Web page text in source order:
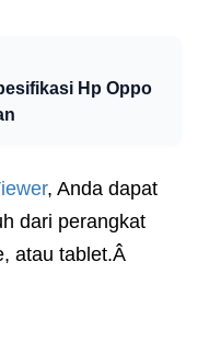
Hp Oppo
, Anda dapat
dari perangkat
atau tablet.Â